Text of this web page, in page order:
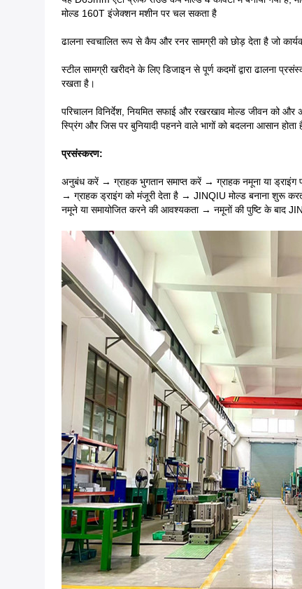
मोल्ड 160T इंजेक्शन मशीन पर चल सकता है
ढालना स्वचालित रूप से कैप और रनर सामग्री को छोड़ देता है जो
स्टील सामग्री खरीदने के लिए डिजाइन से पूर्ण कदमों द्वारा ढालना
रखता है।
परिचालन विनिर्देश, नियमित सफाई और रखरखाव मोल्ड जीवन को
स्प्रिंग और जिस पर बुनियादी पहनने वाले भागों को बदलना आसान
प्रसंस्करण:
अनुबंध करें → ग्राहक भुगतान समाप्त करें → ग्राहक नमूना या ड्राइंग
→ ग्राहक ड्राइंग को मंजूरी देता है → JINQIU मोल्ड बनाना शुरू
नमूने या समायोजित करने की आवश्यकता → नमूनों की पुष्टि के बाद